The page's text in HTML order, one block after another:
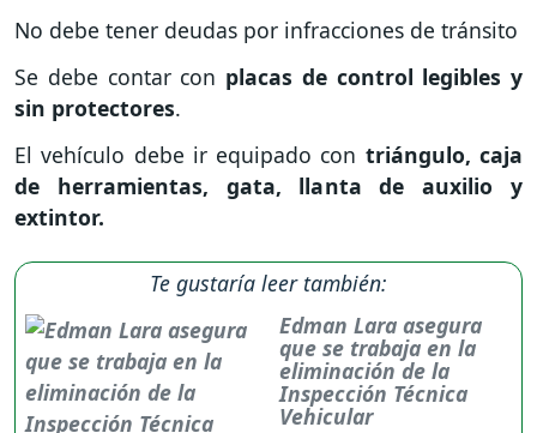
No debe tener deudas por infracciones de tránsito
Se debe contar con placas de control legibles y
sin protectores.
El vehículo debe ir equipado con triángulo, caja
de herramientas, gata, llanta de auxilio y
extintor.
Te gustaría leer también:
Edman Lara asegura
que se trabaja en la
eliminación de la
Inspección Técnica
Vehicular